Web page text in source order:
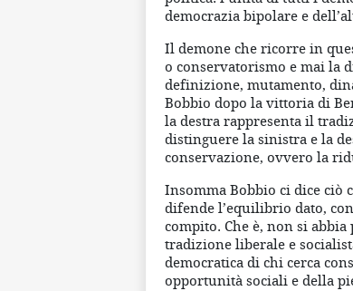
democrazia bipolare e
Il demone che ricorre in
o conservatorismo e mai la
definizione, mutamento,
Bobbio dopo la vittoria di
la destra rappresenta il
distinguere la sinistra e la
conservazione, ovvero la
Insomma Bobbio ci dice ciò
difende l’equilibrio dato,
compito. Che è, non si
tradizione liberale e
democratica di chi cerca
opportunità sociali e della